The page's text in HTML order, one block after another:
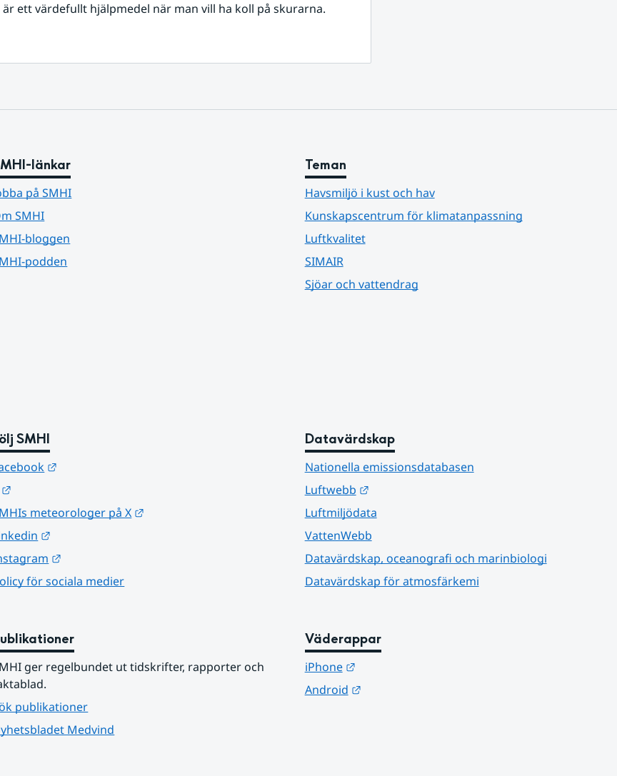
ett värdefullt hjälpmedel när man vill ha koll på skurarna.
länkar
på SMHI
SMHI
bloggen
podden
Teman
Havsmiljö i kust och hav
Kunskapscentrum för klimatanpassning
Luftkvalitet
SIMAIR
Sjöar och vattendrag
SMHI
meteorologer på X
för sociala medier
Datavärdskap
Nationella emissionsdatabasen
Luftwebb
Länk till annan webbplats.
Luftmiljödata
VattenWebb
Datavärdskap, oceanografi och marinbiologi
Datavärdskap för atmosfärkemi
ger regelbundet ut tidskrifter, rapporter och
publikationer
Medvind
Väderappar
iPhone
Länk till annan webbplats.
Android
Länk till annan webbplats.